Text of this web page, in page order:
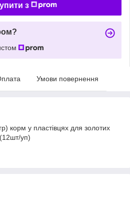
з
Умови повернення
корм у пластівцях для золотих
уп)